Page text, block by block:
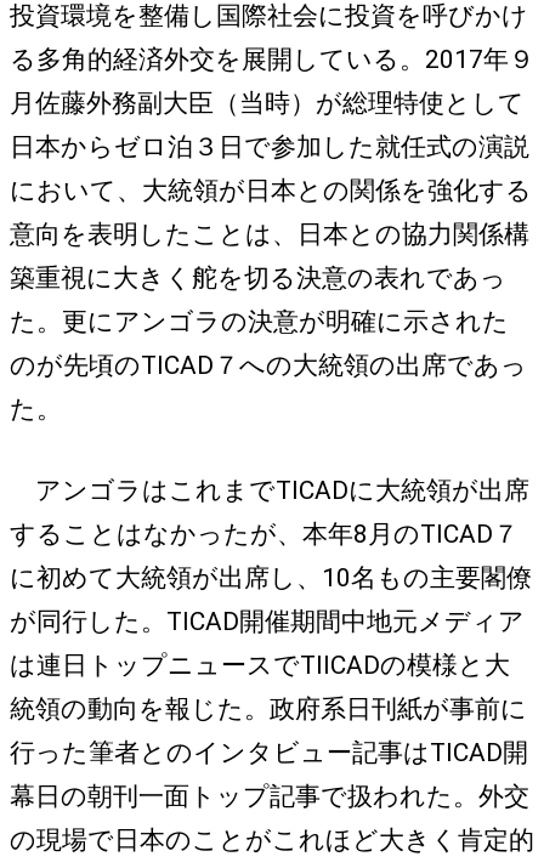
投資環境を整備し国際社会に投資を呼びかけ
る多角的経済外交を展開している。2017年９
月佐藤外務副大臣（当時）が総理特使として
日本からゼロ泊３日で参加した就任式の演説
において、大統領が日本との関係を強化する
意向を表明したことは、日本との協力関係構
築重視に大きく舵を切る決意の表れであっ
た。更にアンゴラの決意が明確に示された
のが先頃のTICAD７への大統領の出席であっ
た。
アンゴラはこれまでTICADに大統領が出席
することはなかったが、本年8月のTICAD７
に初めて大統領が出席し、10名もの主要閣僚
が同行した。TICAD開催期間中地元メディア
は連日トップニュースでTIICADの模様と大
統領の動向を報じた。政府系日刊紙が事前に
行った筆者とのインタビュー記事はTICAD開
幕日の朝刊一面トップ記事で扱われた。外交
の現場で日本のことがこれほど大きく肯定的